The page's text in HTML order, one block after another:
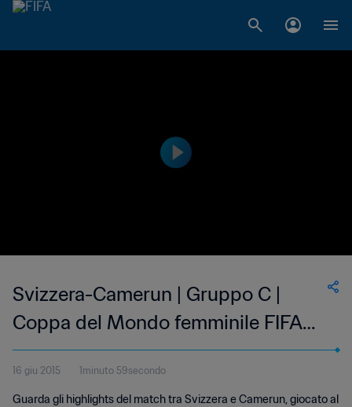
Svizzera-Camerun | Gruppo C |
Coppa del Mondo femminile FIFA
Canada 2015 | Highlights
16 giu 2015 1minuto 59secondo
Guarda gli highlights del match tra Svizzera e Camerun, giocato al